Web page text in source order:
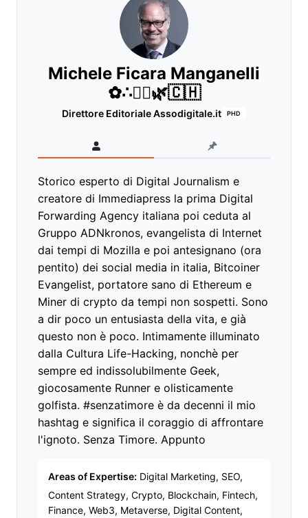
Michele Ficara Manganelli
✿∴♛🌿🇨🇭
Direttore Editoriale Assodigitale.it PHD
Storico esperto di Digital Journalism e
creatore di Immediapress la prima Digital
Forwarding Agency italiana poi ceduta al
Gruppo ADNkronos, evangelista di Internet
dai tempi di Mozilla e poi antesignano (ora
pentito) dei social media in italia, Bitcoiner
Evangelist, portatore sano di Ethereum e
Miner di crypto da tempi non sospetti. Sono
a dir poco un entusiasta della vita, e già
questo non è poco. Intimamente illuminato
dalla Cultura Life-Hacking, nonchè per
sempre ed indissolubilmente Geek,
giocosamente Runner e olisticamente
golfista. #senzatimore è da decenni il mio
hashtag e significa il coraggio di affrontare
l'ignoto. Senza Timore. Appunto
Areas of Expertise: Digital Marketing, SEO,
Content Strategy, Crypto, Blockchain, Fintech,
Finance, Web3, Metaverse, Digital Content,